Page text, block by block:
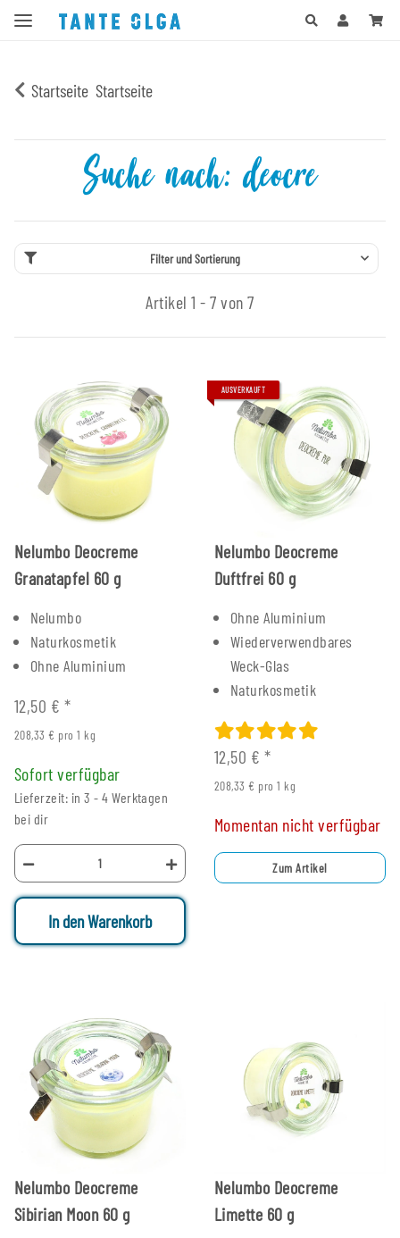
Startseite Startseite
Suche nach: deocre
Filter und Sortierung
Artikel 1 - 7 von 7
Nelumbo Deocreme
Granatapfel 60 g
Nelumbo
Naturkosmetik
Ohne Aluminium
12,50 € *
208,33 € pro 1 kg
Sofort verfügbar
Lieferzeit: in 3 - 4 Werktagen
bei dir
In den Warenkorb
AUSVERKAUFT
Nelumbo Deocreme
Duftfrei 60 g
Ohne Aluminium
Wiederverwendbares
Weck-Glas
Naturkosmetik
12,50 € *
208,33 € pro 1 kg
Momentan nicht verfügbar
Zum Artikel
Nelumbo Deocreme
Sibirian Moon 60 g
Nelumbo Deocreme
Limette 60 g